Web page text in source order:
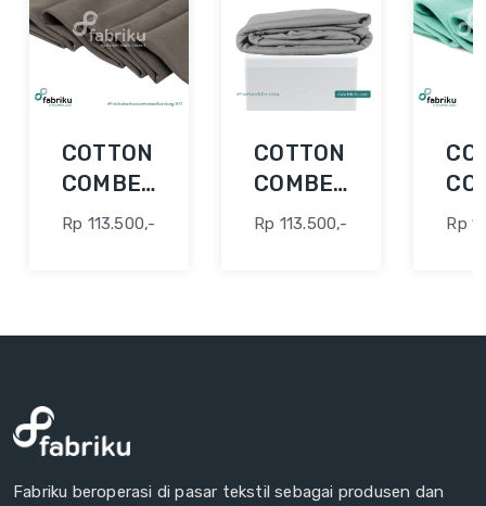
COTTON
COMBED
30S 42"
Rp 113.500,-
COTTON
COMBED
30S 42"
Rp 113.500,- Rp
Fabriku beroperasi di pasar tekstil sebagai produsen dan